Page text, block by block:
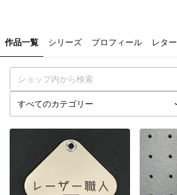
作品一覧 シリーズ プロフィール レター